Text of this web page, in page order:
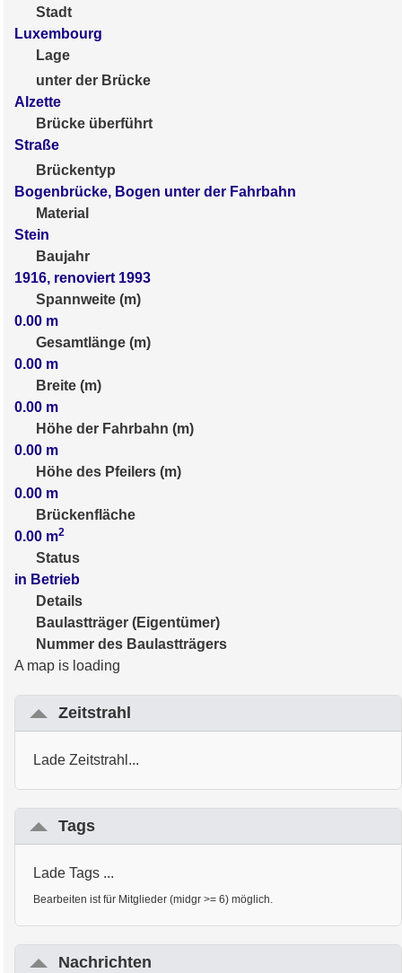
Stadt
Luxembourg
Lage
unter der Brücke
Alzette
Brücke überführt
Straße
Brückentyp
Bogenbrücke, Bogen unter der Fahrbahn
Material
Stein
Baujahr
1916, renoviert 1993
Spannweite (m)
0.00 m
Gesamtlänge (m)
0.00 m
Breite (m)
0.00 m
Höhe der Fahrbahn (m)
0.00 m
Höhe des Pfeilers (m)
0.00 m
Brückenfläche
0.00 m2
Status
in Betrieb
Details
Baulastträger (Eigentümer)
Nummer des Baulastträgers
A map is loading
Zeitstrahl
Lade Zeitstrahl...
Tags
Lade Tags ...
Bearbeiten ist für Mitglieder (midgr >= 6) möglich.
Nachrichten